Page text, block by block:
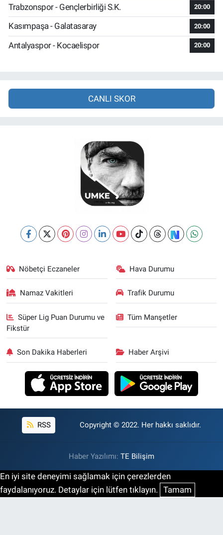
Trabzonspor - Gençlerbirliği S.K. 20:00
Kasımpaşa - Galatasaray 20:00
Antalyaspor - Kocaelispor 20:00
CANLI SKOR
Nöbetçi Eczaneler Hava Durumu
Namaz Vakitleri Trafik Durumu
Süper Lig Puan Durumu ve
Fikstür
Tüm Manşetler
Son Dakika Haberleri Haber Arşivi
RSS Copyright © 2022. Her hakkı saklıdır.
Haber Yazılımı: TE Bilişim
En iyi site deneyimi sağlamak için çerezlerden
faydalanıyoruz. Detaylar için lütfen tıklayın. Tamam